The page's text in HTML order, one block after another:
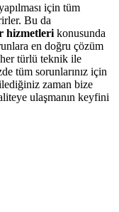
için tüm
Bu da
hizmetleri konusunda
en doğru çözüm
türlü teknik ile
tüm sorunlarınız için
zaman bize
ulaşmanın keyfini